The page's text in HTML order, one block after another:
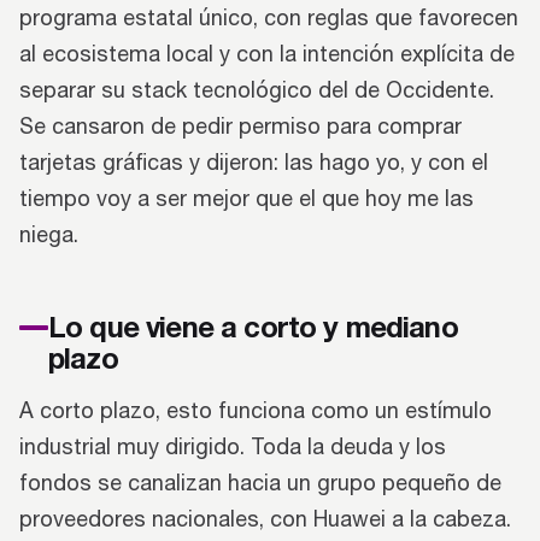
programa estatal único, con reglas que favorecen
al ecosistema local y con la intención explícita de
separar su stack tecnológico del de Occidente.
Se cansaron de pedir permiso para comprar
tarjetas gráficas y dijeron: las hago yo, y con el
tiempo voy a ser mejor que el que hoy me las
niega.
Lo que viene a corto y mediano
plazo
A corto plazo, esto funciona como un estímulo
industrial muy dirigido. Toda la deuda y los
fondos se canalizan hacia un grupo pequeño de
proveedores nacionales, con Huawei a la cabeza.